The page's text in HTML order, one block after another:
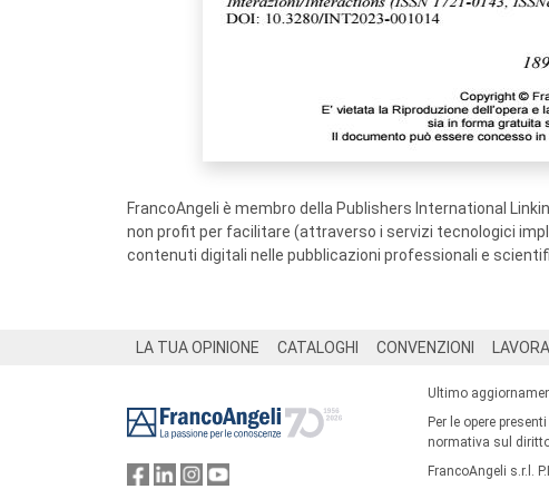
FrancoAngeli è membro della Publishers International
non profit per facilitare (attraverso i servizi tecnologici
contenuti digitali nelle pubblicazioni professionali e
LA TUA OPINIONE CATALOGHI CONVENZIONI
Ultimo
Per le opere
normativa sul
FrancoAngeli s.r.l.